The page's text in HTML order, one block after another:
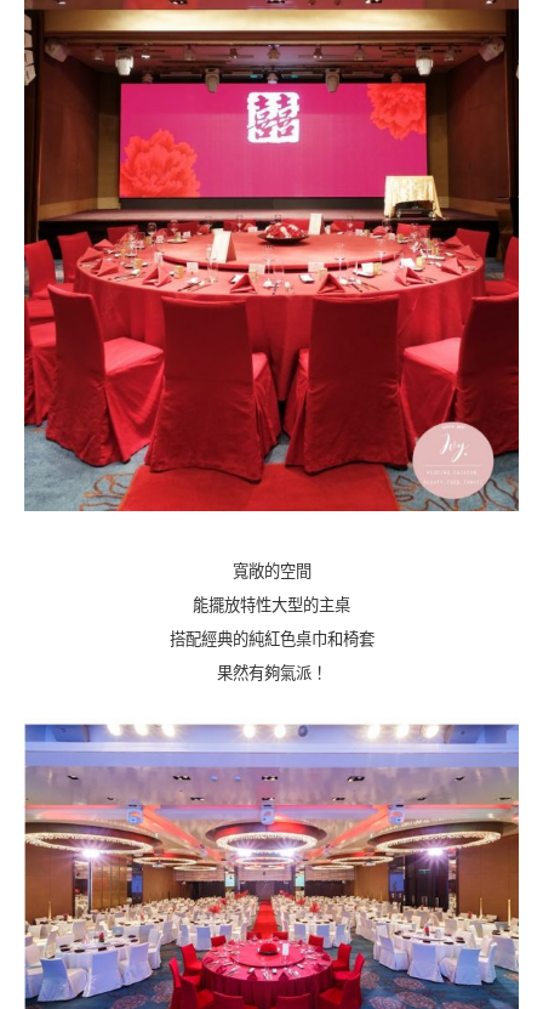
寬敞的空間
能擺放特性大型的主桌
搭配經典的純紅色桌巾和椅套
果然有夠氣派！